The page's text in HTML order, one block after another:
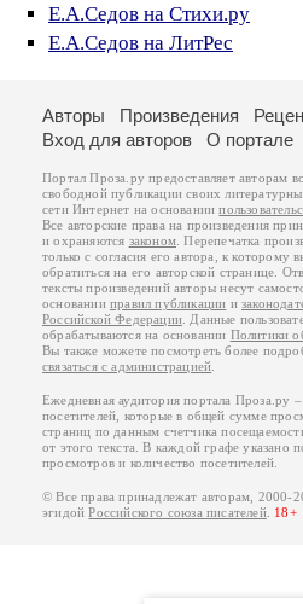
Е.А.Седов на Стихи.ру
Е.А.Седов на ЛитРес
Авторы Произведения
Вход для авторов
О портале
Портал Проза.ру предоставляет авторам
свободной публикации своих
сети Интернет на основании
Все авторские права на произведения
и охраняются законом . Перепечатка
только с согласия его автора, к которому
обратиться на его авторской странице.
тексты произведений авторы несут
основанииправил публикации и
Российской Федерации . Данные
обрабатываются на основании Политики
Вы также можете посмотреть более
связаться с администрацией
Ежедневная аудитория портала Проза.ру
посетителей, которые в общей сумме
страниц по данным счетчика
от этого текста. В каждой графе указано
просмотров и количество посетителей.
© Все права принадлежат авторам, 2000-
эгидойРоссийского союза писателей. 18+